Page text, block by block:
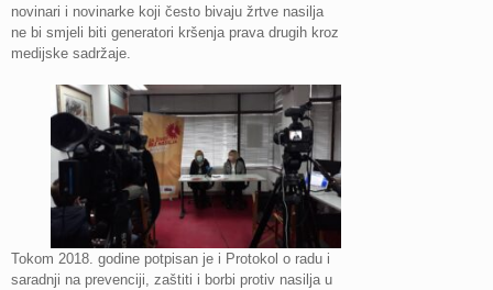
novinari i novinarke koji često bivaju žrtve nasilja
ne bi smjeli biti generatori kršenja prava drugih kroz
medijske sadržaje.
Tokom 2018. godine potpisan je i Protokol o radu i
saradnji na prevenciji, zaštiti i borbi protiv nasilja u